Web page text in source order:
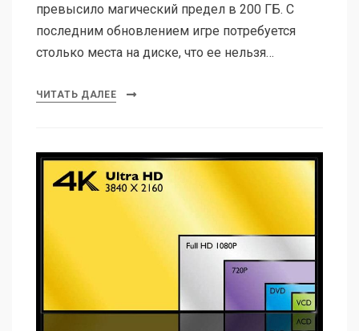
превысило магический предел в 200 ГБ. С
последним обновлением игре потребуется
столько места на диске, что ее нельзя…
ЧИТАТЬ ДАЛЕЕ